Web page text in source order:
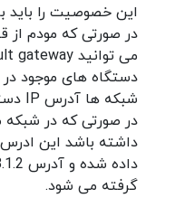
در صورتی که مودم
دستگاه های موجود در
در صورتی که در شبکه
داشته باشد این
گرفته می شود.